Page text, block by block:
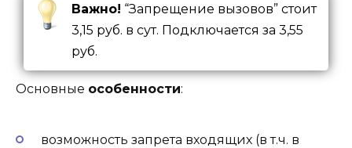
Важно! “Запрещение вызовов” стоит
3,15 руб. в сут. Подключается за 3,55
руб.
Основные особенности:
возможность запрета входящих (в т.ч. в